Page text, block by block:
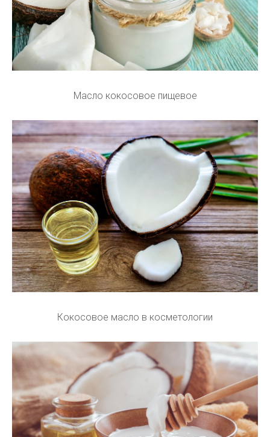
Масло кокосовое пищевое
Кокосовое масло в косметологии